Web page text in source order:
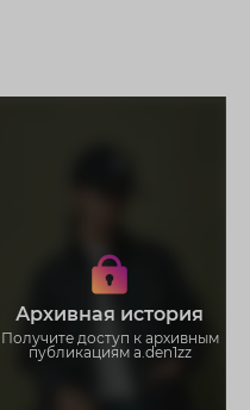
Архивная история
Получите доступ к архивным
публикациям a.den1zz
Получите доступ к архивным
историям a.den1zz
Не отвлекайтесь на рекламу
Загружайте истории без
ограничений